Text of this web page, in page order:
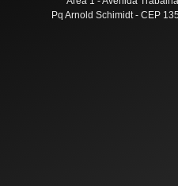
Pq Arnold Schimidt - CEP